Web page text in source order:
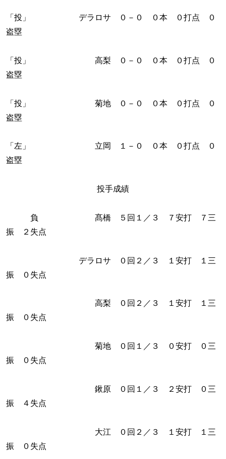
「投」 デラロサ ０－０ ０本 ０打点 ０
盗塁
「投」 高梨 ０－０ ０本 ０打点 ０
盗塁
「投」 菊地 ０－０ ０本 ０打点 ０
盗塁
「左」 立岡 １－０ ０本 ０打点 ０
盗塁
投手成績
負 髙橋 ５回１／３ ７安打 ７三
振 ２失点
デラロサ ０回２／３ １安打 １三
振 ０失点
高梨 ０回２／３ １安打 １三
振 ０失点
菊地 ０回１／３ ０安打 ０三
振 ０失点
鍬原 ０回１／３ ２安打 ０三
振 ４失点
大江 ０回２／３ １安打 １三
振 ０失点